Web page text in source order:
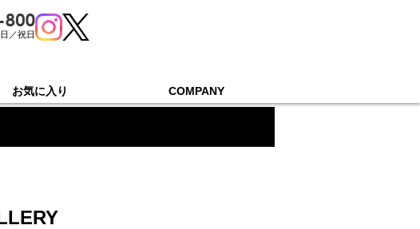
／祝日
お気に入り COMPANY